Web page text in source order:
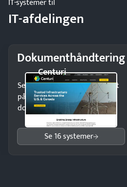
IT-systemer til
IT-afdelingen
Dokumenthåndtering
Centuri
Send kontrakter til underskrift
på minutter og mist ingen
dokumenter.
Se 16 systemer